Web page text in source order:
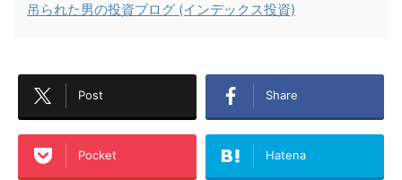
吊られた男の投資ブログ (インデックス投資)
Post Share
Pocket Hatena